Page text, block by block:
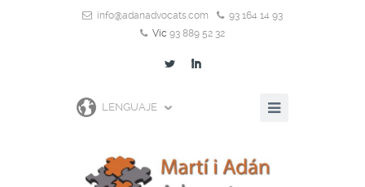
info@adanadvocats.com
93 164 14 93
Vic 93 889 52 32
L I
LENGUAJE